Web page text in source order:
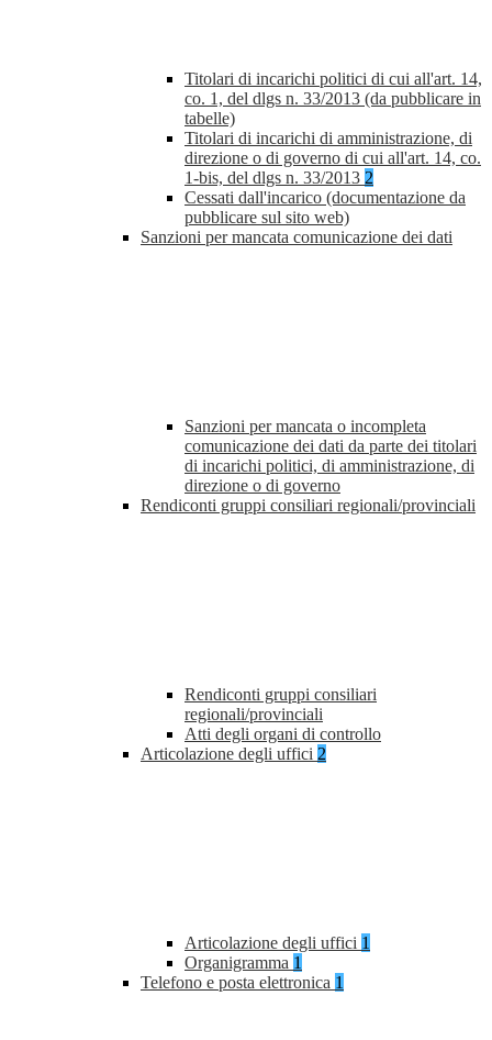
Titolari di incarichi politici di cui all'art. 14,
co. 1, del dlgs n. 33/2013 (da pubblicare in
tabelle)
Titolari di incarichi di amministrazione, di
direzione o di governo di cui all'art. 14, co.
1-bis, del dlgs n. 33/2013 2
Cessati dall'incarico (documentazione da
pubblicare sul sito web)
Sanzioni per mancata comunicazione dei dati
Sanzioni per mancata o incompleta
comunicazione dei dati da parte dei titolari
di incarichi politici, di amministrazione, di
direzione o di governo
Rendiconti gruppi consiliari regionali/provinciali
Rendiconti gruppi consiliari
regionali/provinciali
Atti degli organi di controllo
Articolazione degli uffici 2
Articolazione degli uffici 1
Organigramma 1
Telefono e posta elettronica 1